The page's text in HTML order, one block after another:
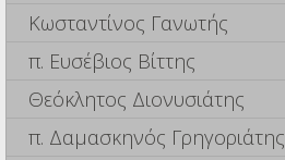
Κωσταντίνος Γανωτής
π. Ευσέβιος Βίττης
Θεόκλητος Διονυσιάτης
π. Δαμασκηνός Γρηγοριάτης